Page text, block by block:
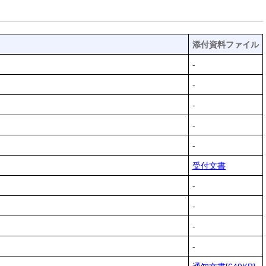
添付資料ファイル
-
-
-
-
-
受付文書
-
-
-
-